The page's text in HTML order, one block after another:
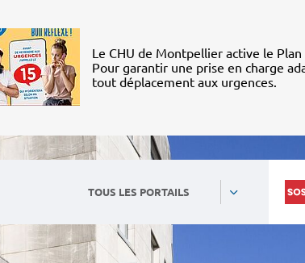
Le CHU de Montpellier active le
Pour garantir une prise en charge
tout déplacement aux urgences.
TOUS LES PORTAILS